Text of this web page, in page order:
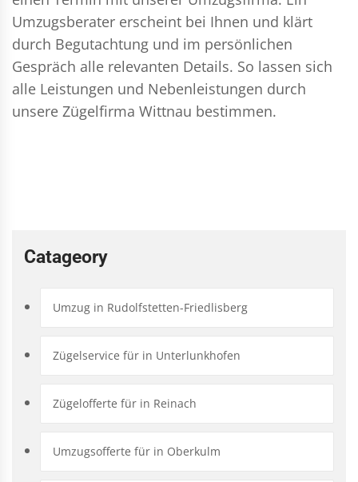
Umzugsberater erscheint bei Ihnen und klärt
durch Begutachtung und im persönlichen
Gespräch alle relevanten Details. So lassen sich
alle Leistungen und Nebenleistungen durch
unsere Zügelfirma Wittnau bestimmen.
Catageory
Umzug in Rudolfstetten-Friedlisberg
Zügelservice für in Unterlunkhofen
Zügelofferte für in Reinach
Umzugsofferte für in Oberkulm